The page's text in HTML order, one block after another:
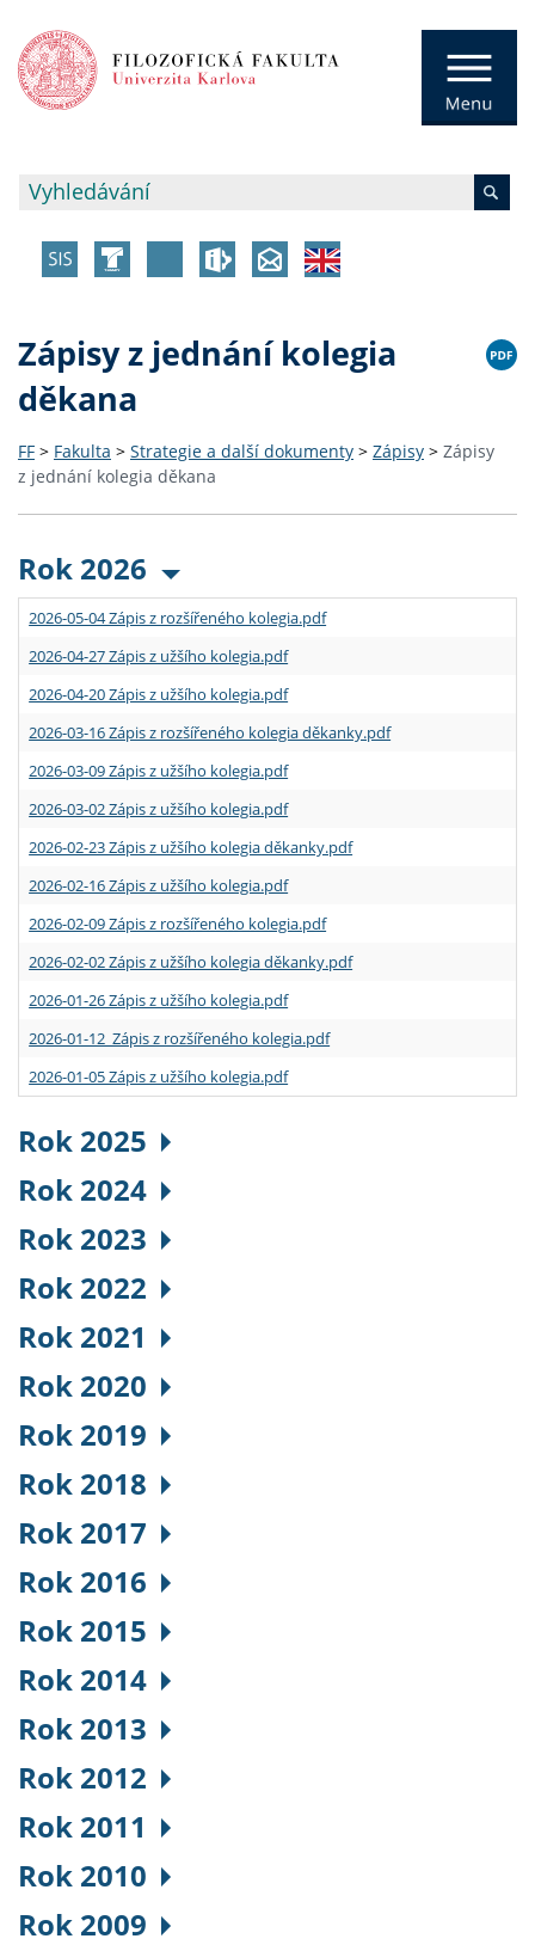
Zápisy z jednání kolegia
děkana
FF > Fakulta > Strategie a další dokumenty > Zápisy > Zápisy
z jednání kolegia děkana
Rok 2026
2026-05-04 Zápis z rozšířeného kolegia.pdf
2026-04-27 Zápis z užšího kolegia.pdf
2026-04-20 Zápis z užšího kolegia.pdf
2026-03-16 Zápis z rozšířeného kolegia děkanky.pdf
2026-03-09 Zápis z užšího kolegia.pdf
2026-03-02 Zápis z užšího kolegia.pdf
2026-02-23 Zápis z užšího kolegia děkanky.pdf
2026-02-16 Zápis z užšího kolegia.pdf
2026-02-09 Zápis z rozšířeného kolegia.pdf
2026-02-02 Zápis z užšího kolegia děkanky.pdf
2026-01-26 Zápis z užšího kolegia.pdf
2026-01-12 Zápis z rozšířeného kolegia.pdf
2026-01-05 Zápis z užšího kolegia.pdf
Rok 2025
Rok 2024
Rok 2023
Rok 2022
Rok 2021
Rok 2020
Rok 2019
Rok 2018
Rok 2017
Rok 2016
Rok 2015
Rok 2014
Rok 2013
Rok 2012
Rok 2011
Rok 2010
Rok 2009